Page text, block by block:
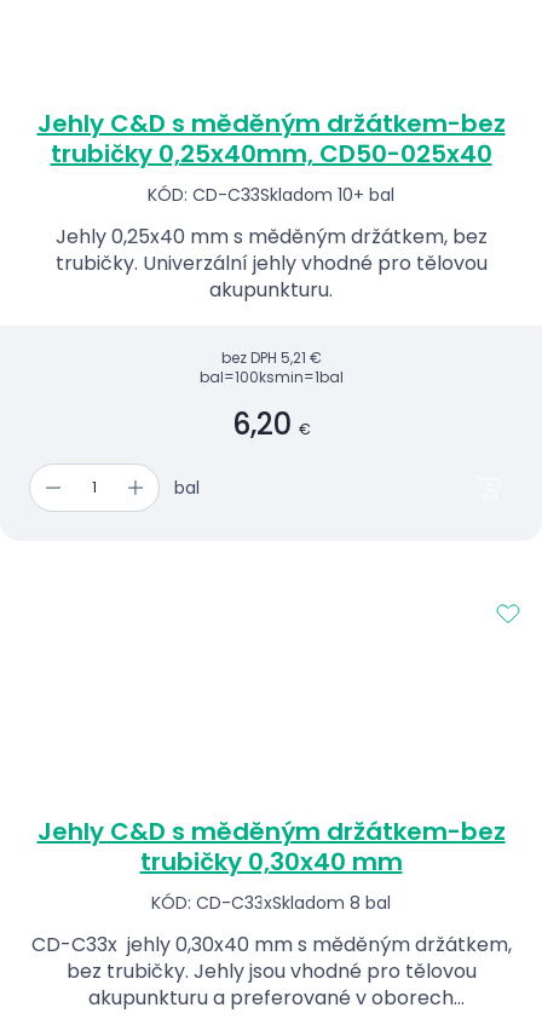
Jehly C&D s měděným držátkem-bez
trubičky 0,25x40mm, CD50-025x40
KÓD: CD-C33Skladom 10+ bal
Jehly 0,25x40 mm s měděným držátkem, bez
trubičky. Univerzální jehly vhodné pro tělovou
akupunkturu.
bez DPH 5,21 €
bal=100ksmin=1bal
6,20 €
bal
Jehly C&D s měděným držátkem-bez
trubičky 0,30x40 mm
KÓD: CD-C33xSkladom 8 bal
CD-C33x jehly 0,30x40 mm s měděným držátkem,
bez trubičky. Jehly jsou vhodné pro tělovou
akupunkturu a preferované v oborech